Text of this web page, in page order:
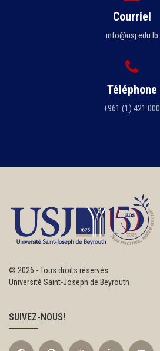
Courriel
info@usj.edu.lb
Téléphone
+961 (1) 421 000
© 2026 - Tous droits réservés
Université Saint-Joseph de Beyrouth
SUIVEZ-NOUS!